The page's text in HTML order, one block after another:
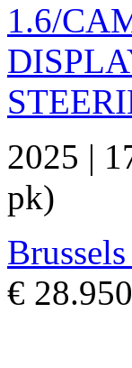
1.6/
2025 |
pk)
€ 28.950